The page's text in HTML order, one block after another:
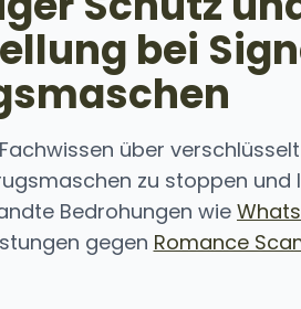
bei
über
zu stoppen und
Bedrohungen wie
gegen Romance